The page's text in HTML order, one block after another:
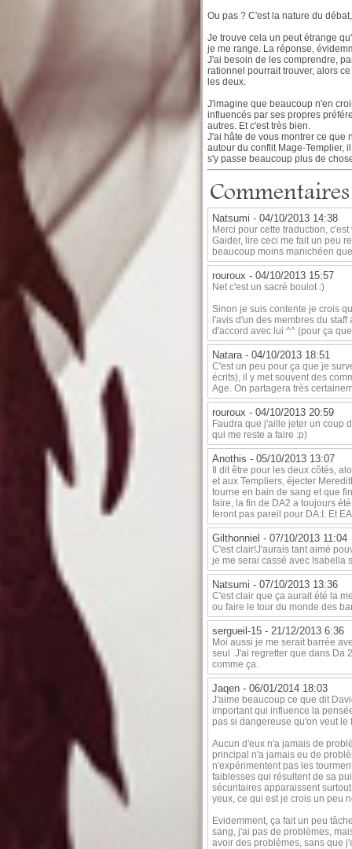
Ou pas ? C'est la nature du
Je trouve cela un peut étrange
je me range. La réponse,
J'ai besoin de les comprendre,
rationnel pourrait trouver, alors
les deux.
J'imagine que beaucoup n'en
influencés par ses propres
autres. Et c'est très bien.
J'ai hâte de vous montrer ce que
autour du conflit Mage-Templier,
s'y passe beaucoup plus de
Commentaires
Natsumi - 04/10/2013 14:38
Merci pour cette traduction,
Gaider, lire ceci me fait un peu
beaucoup moins manichéen
rouroux - 04/10/2013 15:57
Net c'est un sacré boulot :)
Sinon je suis contente je crois
l'avis d'un des membres du
d'accord avec lui ^^ (pour ça
Natara - 04/10/2013 18:51
C'est un peu pour ça que je
écrits), il y met souvent des
Age. On partagera très
rouroux - 04/10/2013 20:59
Faudra que j'aille jeter un coup
qui me reste a faire :p)
Anothis - 05/10/2013 13:07
Il dit être pour les deux côtés,
et aux Templiers, éjecter
tourne en bain de sang et que
faire, la fin de DA2 a toujours
feront pas pareil pour DA:I. Et
Gilthonniel - 07/10/2013 11:04
C'est clair!J'aurais tant aimé
je me serai cassé avec Isabella
Natsumi - 07/10/2013 13:36
C'est clair que ça aurait été la
ou faire le tour du monde des
sergueil-15 - 21/12/2013 6:36
Moi aussi je me serait barrée
seul .J'ai regretter que dans Da
comme ça.
Jaqen - 06/01/2014 18:03
J'aime beaucoup ce que dit
important qui influence la
pas si dangereuse qu'on veut le
Aucun d'eux n'a jamais de
principal n'a jamais eu de
n'expérimentent pas les
faiblesses qui résultent de sa
sécuritaires apparaissent
yeux, ce qui est je crois un peu
Evidemment, ça fait un peu
sang, j'ai pas de problèmes,
avoir des problèmes, sans que